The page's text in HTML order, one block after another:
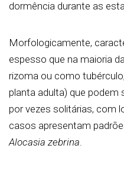
dormência durante as
Morfologicamente,
espesso que na maioria
rizoma ou como
planta adulta) que podem
por vezes solitárias, com
casos apresentam
Alocasia zebrina.